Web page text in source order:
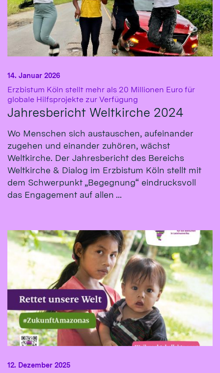
Erzbistum Köln stellt mehr als 20 Millionen Euro für
globale Hilfsprojekte zur Verfügung
Jahresbericht Weltkirche 2024
14. Januar 2026
Wo Menschen sich austauschen, aufeinander
zugehen und einander zuhören, wächst
Weltkirche. Der Jahresbericht des Bereichs
Weltkirche & Dialog im Erzbistum Köln stellt mit
dem Schwerpunkt „Begegnung“ eindrucksvoll
das Engagement auf allen ...
12. Dezember 2025